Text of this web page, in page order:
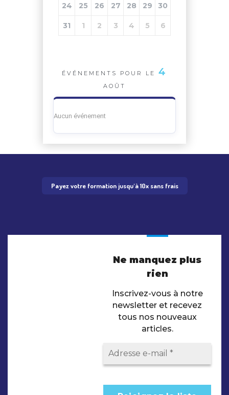
24 25 26 27 28 29 30
31 1 2 3 4 5 6
ÉVÉNEMENTS POUR LE 4
AOÛT
Aucun événement
Payez votre formation jusqu'à 10x sans frais
Ne manquez plus
rien
Inscrivez-vous à notre
newsletter et recevez
tous nos nouveaux
articles.